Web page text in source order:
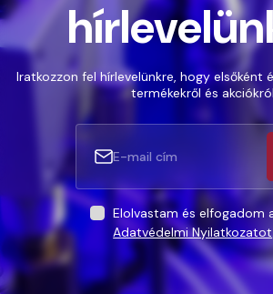
Iratkozzon fel hírlevelünkre, hogy elsőként
termékekről és
Elolvastam és elfogadom
Adatvédelmi Nyilatkozatot